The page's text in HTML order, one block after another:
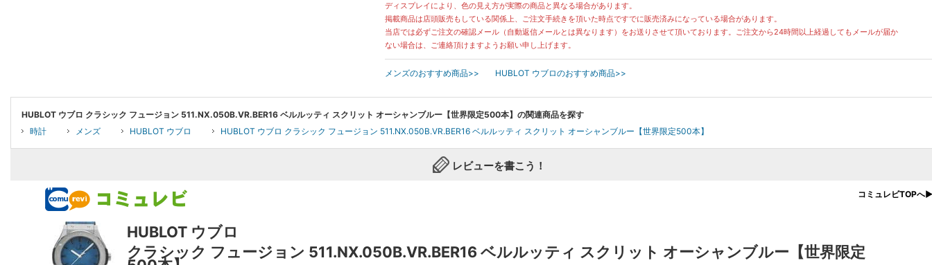
ディスプレイにより、色の見え方が実際の商品と異なる場合があります。
掲載商品は店頭販売もしている関係上、ご注文手続きを頂いた時点ですでに販売済みになっている場合があります。
当店では必ずご注文の確認メール（自動返信メールとは異なります）をお送りさせて頂いております。ご注文から24時間以上経過してもメールが届か
ない場合は、ご連絡頂けますようお願い申し上げます。
メンズのおすすめ商品>> HUBLOT ウブロのおすすめ商品>>
HUBLOT ウブロ クラシック フュージョン 511.NX.050B.VR.BER16 ベルルッティ スクリット オーシャンブルー【世界限定500本】の関連商品を探す
時計
メンズ HUBLOT ウブロ HUBLOT ウブロ クラシック フュージョン 511.NX.050B.VR.BER16 ベルルッティ スクリット オーシャンブルー【世界限定500本】
レビューを書こう！
コミュレビTOPへ▶
HUBLOT ウブロ
クラシック フュージョン 511.NX.050B.VR.BER16 ベルルッティ スクリット オーシャンブルー【世界限定